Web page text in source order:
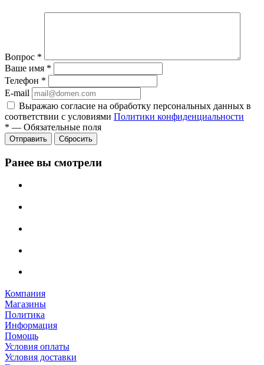
Вопрос *
Ваше имя *
Телефон *
E-mail
Выражаю согласие на обработку персональных данных в
соответствии с условиями Политики конфиденциальности
* — Обязательные поля
Отправить Сбросить
Ранее вы смотрели
Компания
Магазины
Политика
Информация
Помощь
Условия оплаты
Условия доставки